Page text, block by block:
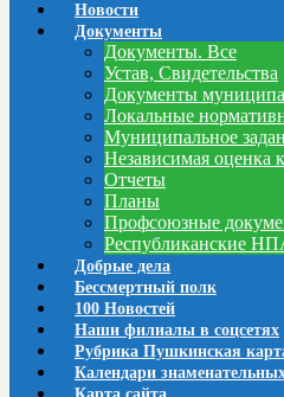
Новости
Документы
Документы. Все
Устав, Свидетельства
Документы
Локальные
Муниципальное
Независимая оценка
Отчеты
Планы
Профсоюзные
Республиканские
Добрые дела
Бессмертный полк
100 Новостей
Наши филиалы в соцсетях
Рубрика Пушкинская
Календари